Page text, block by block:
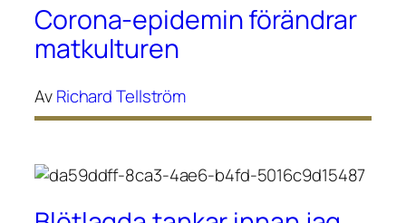
Corona-epidemin förändrar
matkulturen
AvRichard Tellström